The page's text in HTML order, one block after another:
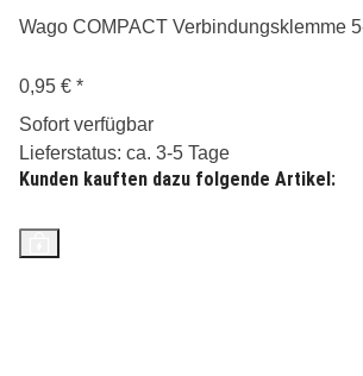
Wago COMPACT Verbindungsklemme
0,95 € *
Sofort verfügbar
Lieferstatus: ca. 3-5 Tage
Kunden kauften dazu folgende Artikel: